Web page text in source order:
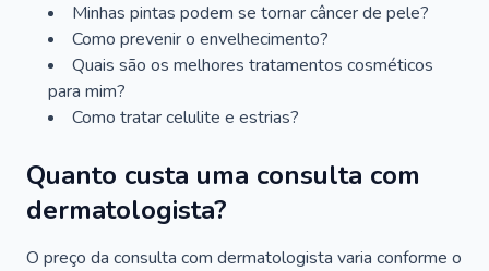
Minhas pintas podem se tornar câncer de pele?
Como prevenir o envelhecimento?
Quais são os melhores tratamentos cosméticos
para mim?
Como tratar celulite e estrias?
Quanto custa uma consulta com
dermatologista?
O preço da consulta com dermatologista varia conforme o